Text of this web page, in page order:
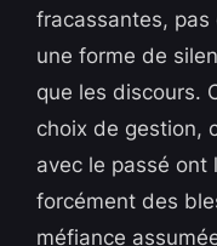
fracassantes,
une forme de
que les discours.
choix de gestion,
avec le passé ont
forcément des
méfiance